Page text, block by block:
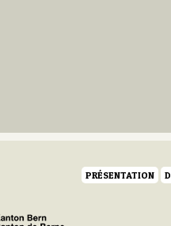
PRÉSENTATION